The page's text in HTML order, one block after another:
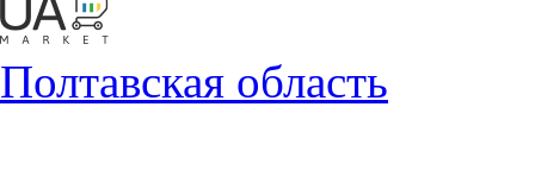
Полтавская область